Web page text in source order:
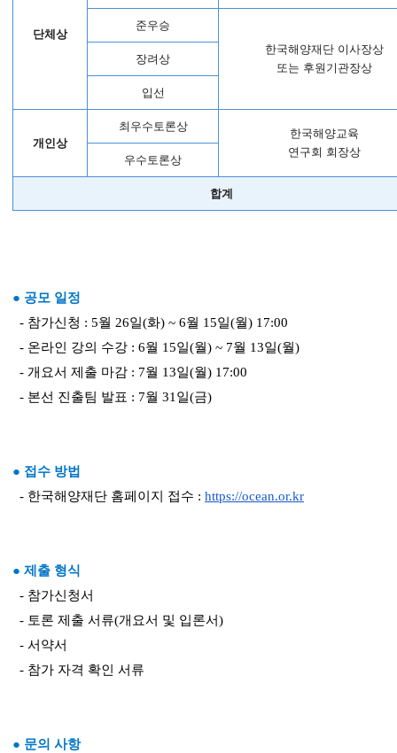
단체상
준우승
한국해양재단 이사장상
또는 후원기관장상
장려상
입선
개인상
최우수토론상
한국해양교육
연구회 회장상
우수토론상
합계
● 공모 일정
- 참가신청 : 5월 26일(화) ~ 6월 15일(월) 17:00
- 온라인 강의 수강 : 6월 15일(월) ~ 7월 13일(월)
- 개요서 제출 마감 : 7월 13일(월) 17:00
- 본선 진출팀 발표 : 7월 31일(금)
● 접수 방법
- 한국해양재단 홈페이지 접수 : https://ocean.or.kr
● 제출 형식
- 참가신청서
- 토론 제출 서류(개요서 및 입론서)
- 서약서
- 참가 자격 확인 서류
● 문의 사항